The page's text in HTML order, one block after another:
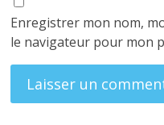
Enregistrer mon nom,
le navigateur pour mon